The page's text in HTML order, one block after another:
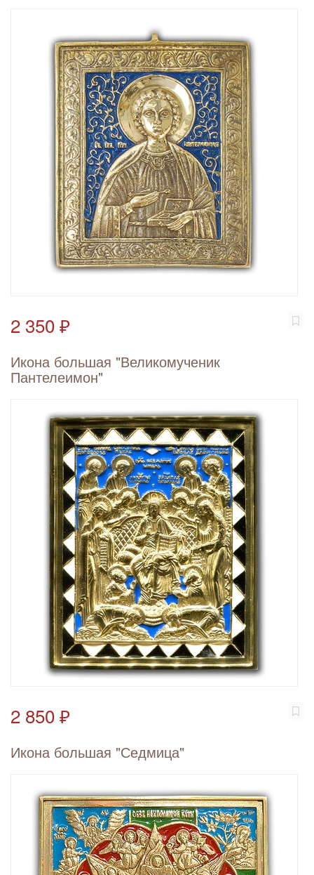
2 350 ₽
Икона большая "Великомученик
Пантелеимон"
2 850 ₽
Икона большая "Седмица"